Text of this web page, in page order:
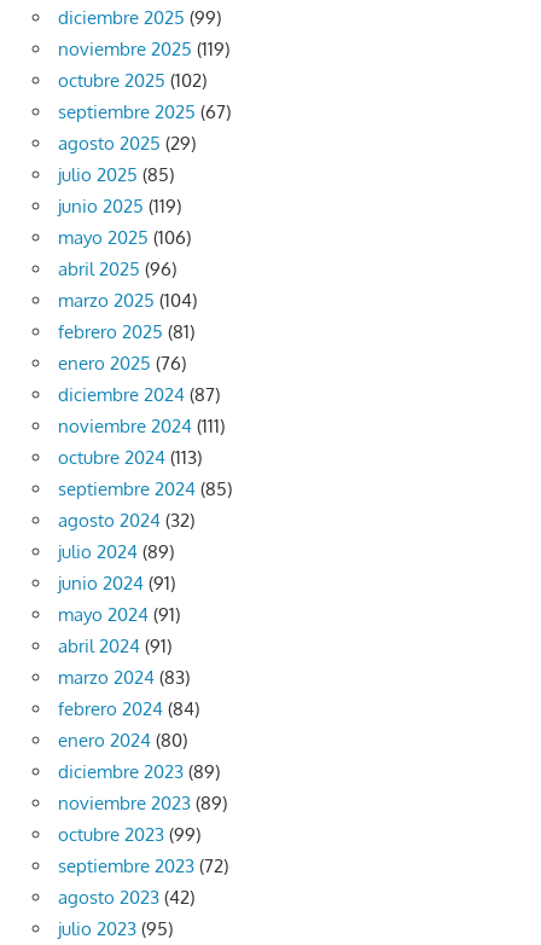
diciembre 2025 (99)
noviembre 2025 (119)
octubre 2025 (102)
septiembre 2025 (67)
agosto 2025 (29)
julio 2025 (85)
junio 2025 (119)
mayo 2025 (106)
abril 2025 (96)
marzo 2025 (104)
febrero 2025 (81)
enero 2025 (76)
diciembre 2024 (87)
noviembre 2024 (111)
octubre 2024 (113)
septiembre 2024 (85)
agosto 2024 (32)
julio 2024 (89)
junio 2024 (91)
mayo 2024 (91)
abril 2024 (91)
marzo 2024 (83)
febrero 2024 (84)
enero 2024 (80)
diciembre 2023 (89)
noviembre 2023 (89)
octubre 2023 (99)
septiembre 2023 (72)
agosto 2023 (42)
julio 2023 (95)